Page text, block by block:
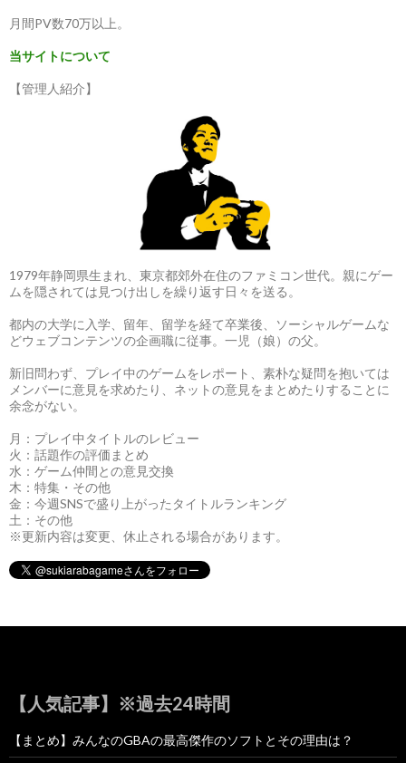
月間PV数70万以上。
当サイトについて
【管理人紹介】
1979年静岡県生まれ、東京都郊外在住のファミコン世代。親にゲー
ムを隠されては見つけ出しを繰り返す日々を送る。
都内の大学に入学、留年、留学を経て卒業後、ソーシャルゲームな
どウェブコンテンツの企画職に従事。一児（娘）の父。
新旧問わず、プレイ中のゲームをレポート、素朴な疑問を抱いては
メンバーに意見を求めたり、ネットの意見をまとめたりすることに
余念がない。
月：プレイ中タイトルのレビュー
火：話題作の評価まとめ
水：ゲーム仲間との意見交換
木：特集・その他
金：今週SNSで盛り上がったタイトルランキング
土：その他
※更新内容は変更、休止される場合があります。
【人気記事】※過去24時間
【まとめ】みんなのGBAの最高傑作のソフトとその理由は？